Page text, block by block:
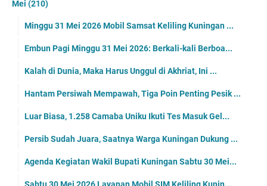
Mei (210)
Minggu 31 Mei 2026 Mobil Samsat Keliling Kuningan ...
Embun Pagi Minggu 31 Mei 2026: Berkali-kali Berboa...
Kalah di Dunia, Maka Harus Unggul di Akhriat, Ini ...
Hantam Persiwah Mempawah, Tiga Poin Penting Pesik ...
Luar Biasa, 1.258 Camaba Uniku Ikuti Tes Masuk Gel...
Persib Sudah Juara, Saatnya Warga Kuningan Dukung ...
Agenda Kegiatan Wakil Bupati Kuningan Sabtu 30 Mei...